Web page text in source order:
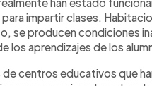
impartir clases.
se producen condiciones
los aprendizajes de los
de centros educativos que